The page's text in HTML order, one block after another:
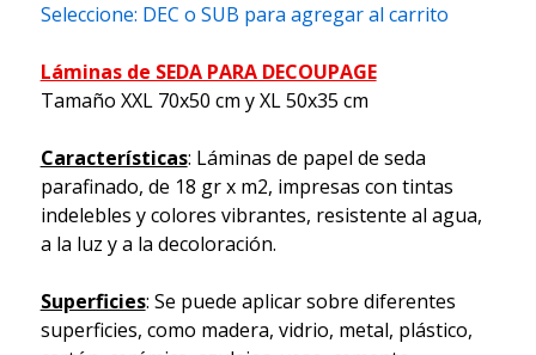
Seleccione: DEC o SUB para agregar al carrito
Láminas de SEDA PARA DECOUPAGE
Tamaño XXL 70x50 cm y XL 50x35 cm
Características: Láminas de papel de seda
parafinado, de 18 gr x m2, impresas con tintas
indelebles y colores vibrantes, resistente al agua,
a la luz y a la decoloración.
Superficies: Se puede aplicar sobre diferentes
superficies, como madera, vidrio, metal, plástico,